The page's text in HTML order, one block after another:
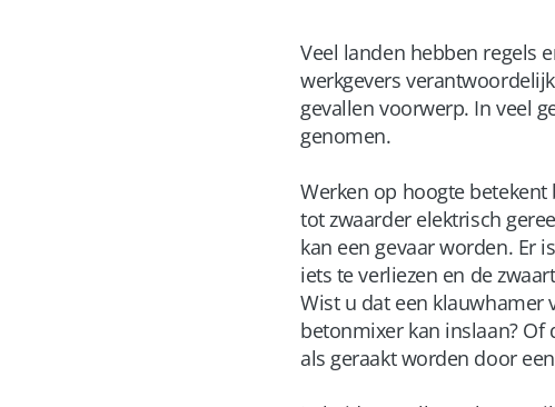
Veel landen hebben regels
werkgevers
gevallen voorwerp. In veel
genomen.
Werken op hoogte
tot zwaarder elektrisch
kan een gevaar worden. Er
iets te verliezen en de
Wist u dat een klauwhamer
betonmixer kan inslaan? Of
als geraakt worden door